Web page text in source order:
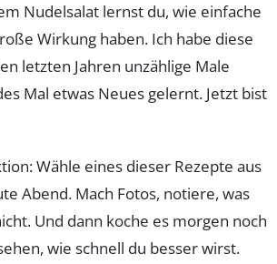
Nudelsalat lernst du, wie einfache
Wirkung haben. Ich habe diese
letzten Jahren unzählige Male
Mal etwas Neues gelernt. Jetzt bist
Wähle eines dieser Rezepte aus
Abend. Mach Fotos, notiere, was
Und dann koche es morgen noch
wie schnell du besser wirst.